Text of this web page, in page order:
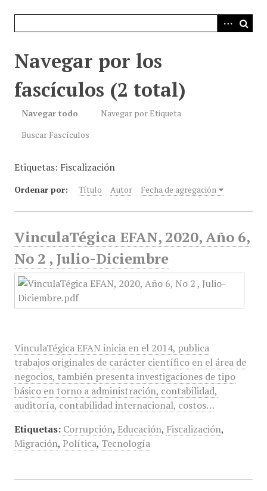
Navegar por los
fascículos (2 total)
Navegar todo
Navegar por Etiqueta
Buscar Fascículos
Etiquetas: Fiscalización
Ordenar por: Título Autor Fecha de agregación
VinculaTégica EFAN, 2020, Año 6,
No 2 , Julio-Diciembre
VinculaTégica EFAN inicia en el 2014, publica
trabajos originales de carácter científico en el área de
negocios, también presenta investigaciones de tipo
básico en torno a administración, contabilidad,
auditoría, contabilidad internacional, costos…
Etiquetas: Corrupción, Educación, Fiscalización,
Migración, Política, Tecnología